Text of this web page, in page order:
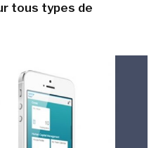
tous types de